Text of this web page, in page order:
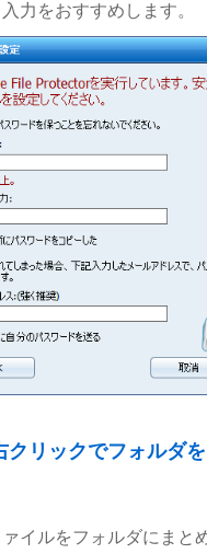
力をおすすめします。
クリックでフォルダ
イルをフォルダにまと